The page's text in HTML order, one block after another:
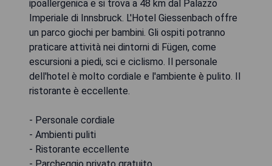
ipoallergenica e si trova a 48 km dal Palazzo
Imperiale di Innsbruck. L'Hotel Giessenbach offre
un parco giochi per bambini. Gli ospiti potranno
praticare attività nei dintorni di Fügen, come
escursioni a piedi, sci e ciclismo. Il personale
dell'hotel è molto cordiale e l'ambiente è pulito. Il
ristorante è eccellente.
- Personale cordiale
- Ambienti puliti
- Ristorante eccellente